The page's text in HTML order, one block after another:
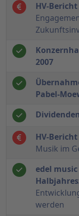
HV-
2007
Pabel-
HV-
Musik im
edel
werden